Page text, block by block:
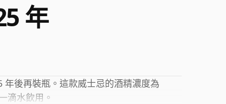
年
後再裝瓶。這款威士忌的酒精濃度為
滴水飲用。